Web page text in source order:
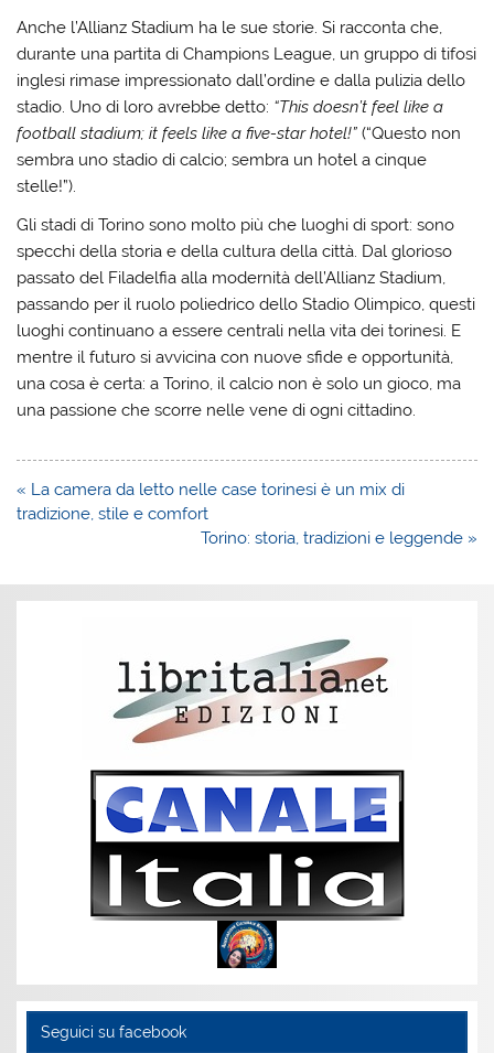
Anche l’Allianz Stadium ha le sue storie. Si racconta che,
durante una partita di Champions League, un gruppo di tifosi
inglesi rimase impressionato dall’ordine e dalla pulizia dello
stadio. Uno di loro avrebbe detto: “This doesn’t feel like a
football stadium; it feels like a five-star hotel!” (“Questo non
sembra uno stadio di calcio; sembra un hotel a cinque
stelle!”).
Gli stadi di Torino sono molto più che luoghi di sport: sono
specchi della storia e della cultura della città. Dal glorioso
passato del Filadelfia alla modernità dell’Allianz Stadium,
passando per il ruolo poliedrico dello Stadio Olimpico, questi
luoghi continuano a essere centrali nella vita dei torinesi. E
mentre il futuro si avvicina con nuove sfide e opportunità,
una cosa è certa: a Torino, il calcio non è solo un gioco, ma
una passione che scorre nelle vene di ogni cittadino.
Navigazione
articoli
« La camera da letto nelle case torinesi è un mix di
tradizione, stile e comfort
Torino: storia, tradizioni e leggende »
Seguici su facebook